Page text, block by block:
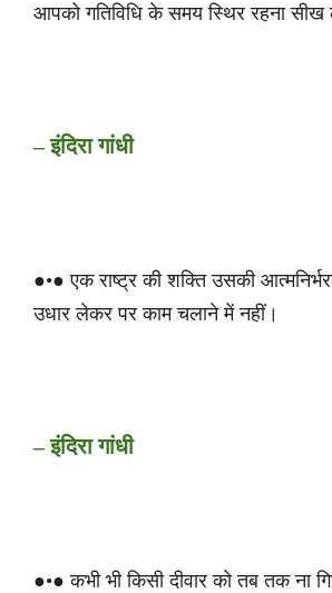
आपको गतिविधि के समय स्थिर रहना सीख
– इंदिरा गांधी
●•● एक राष्ट्र की शक्ति उसकी
उधार लेकर पर काम चलाने में नहीं।
– इंदिरा गांधी
●•● कभी भी किसी दीवार को तब तक ना